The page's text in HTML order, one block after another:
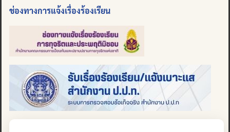
ช่องทางการแจ้งเรื่องร้องเรียน